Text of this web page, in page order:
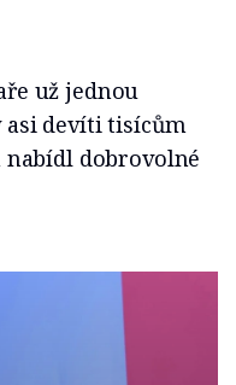
už jednou
asi devíti tisícům
dobrovolné